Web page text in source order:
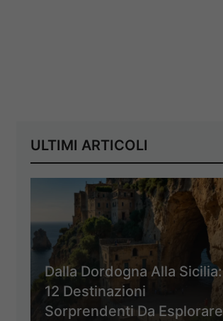
ULTIMI ARTICOLI
Dalla Dordogna Alla Sicilia:
12 Destinazioni
Sorprendenti Da Esplorare